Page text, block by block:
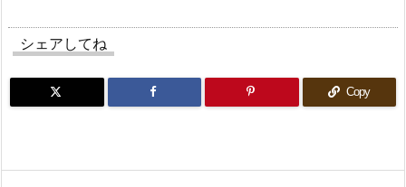
シェアしてね
Copy